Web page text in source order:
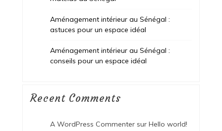
Aménagement intérieur au Sénégal :
astuces pour un espace idéal
Aménagement intérieur au Sénégal :
conseils pour un espace idéal
Recent Comments
A WordPress Commentersur Hello world!